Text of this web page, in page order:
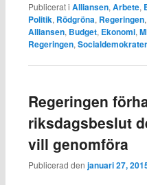
Publicerat i Alliansen,Arbete,
Politik, Rödgröna, Regeringen,
Alliansen, Budget, Ekonomi,
Regeringen,
Regeringen
riksdagsbeslut
vill genomföra
Publicerad den januari 27,